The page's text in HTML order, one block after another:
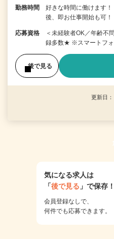
勤務時間
好きな時間に働けます
後、即お仕事開始も可
応募資格
＜未経験者OK／年齢
録多数★ ※スマートフォ
後で見る
更新日
気になる求人は
「後で見る 」で保存！
会員登録なしで、
何件でも応募できます。